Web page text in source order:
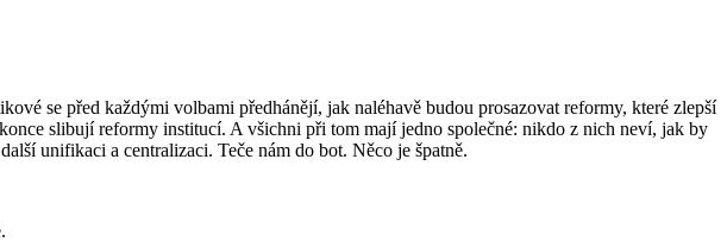
se před každými volbami předhánějí, jak naléhavě budou prosazovat reformy, které zlepší
slibují reformy institucí. A všichni při tom mají jedno společné: nikdo z nich neví, jak by
unifikaci a centralizaci. Teče nám do bot. Něco je špatně.